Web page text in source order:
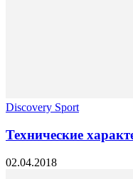
Discovery Sport
Технические
02.04.2018